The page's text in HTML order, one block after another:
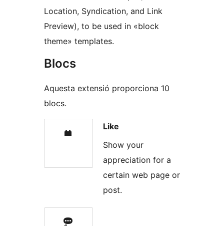
Location, Syndication, and Link
Preview), to be used in «block
theme» templates.
Blocs
Aquesta extensió proporciona 10
blocs.
Like
Show your
appreciation for a
certain web page or
post.